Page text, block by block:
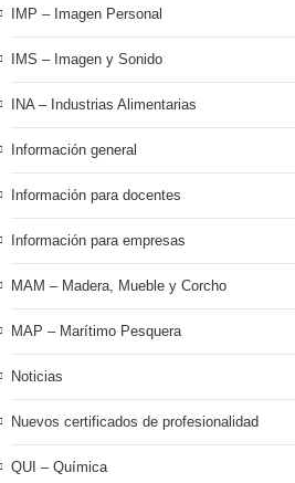
IMP – Imagen Personal
IMS – Imagen y Sonido
INA – Industrias Alimentarias
Información general
Información para docentes
Información para empresas
MAM – Madera, Mueble y Corcho
MAP – Marítimo Pesquera
Noticias
Nuevos certificados de profesionalidad
QUI – Química